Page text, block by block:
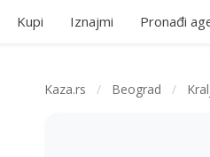
Kupi Iznajmi Pronađi
Kaza.rs / Beograd /